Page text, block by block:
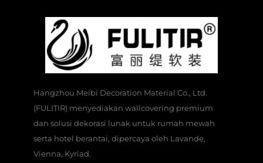
Hangzhou Meibi Decoration Material Co., Ltd.
(FULITIR) menyediakan wallcovering premium
dan solusi dekorasi lunak untuk rumah mewah
serta hotel berantai, dipercaya oleh Lavande,
Vienna, Kyriad.